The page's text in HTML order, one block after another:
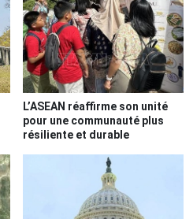
L’ASEAN réaffirme son unité
pour une communauté plus
résiliente et durable